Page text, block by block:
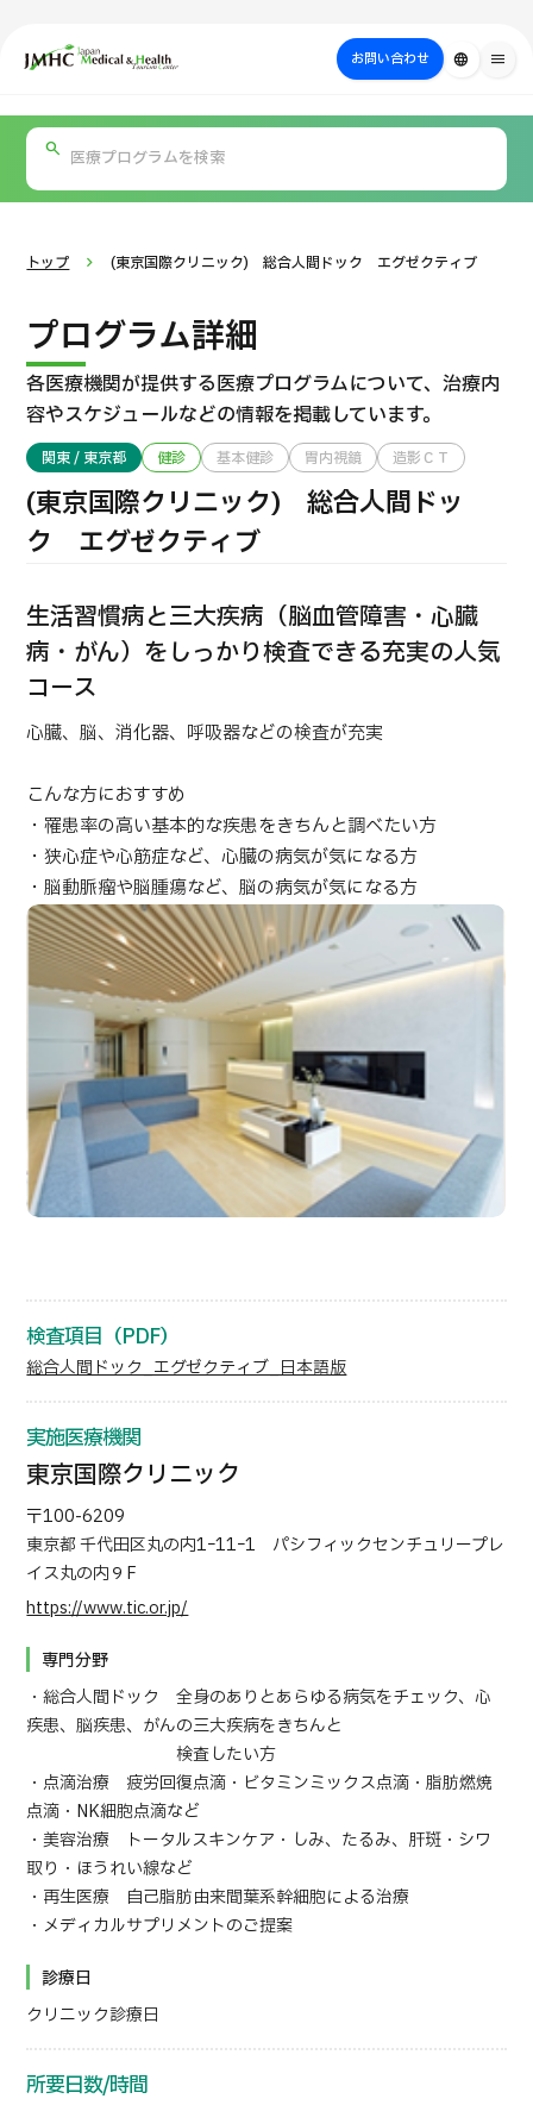
ジャパン・メディカル＆ヘルスツーリズムセンター（JMHC）
お問い合わせ language menu
日本の医療について
部位・疾病
で探す
検査・術式・
方法で探す
を探す
TOP
JMHCについて
外国人受療者様へ
日本の医療について
受診の流れ
医療プログラム検索
部位・疾病で探す
検査・術式・
治療方法で探す
美容医療を探す
コンテンツピックアップ
医療機関の方へ
個人情報保護方針
ガイドラインポリシー
JTBのガバナンス
日本語
お問い合わせ
PICK UP PROGRAM
国際セカンドオピニオンパッケージ （湘南鎌倉総合病院）
治療 治療
2026.01.12
トップ (東京国際クリニック) 総合人間ドック エグゼクティブ
プログラム詳細
各医療機関が提供する医療プログラムについて、治療内
容やスケジュールなどの情報を掲載しています。
関東 / 東京都 健診 基本健診 胃内視鏡 造影ＣＴ
(東京国際クリニック) 総合人間ドッ
ク エグゼクティブ
生活習慣病と三大疾病（脳血管障害・心臓
病・がん）をしっかり検査できる充実の人気
コース
心臓、脳、消化器、呼吸器などの検査が充実
こんな方におすすめ
・罹患率の高い基本的な疾患をきちんと調べたい方
・狭心症や心筋症など、心臓の病気が気になる方
・脳動脈瘤や脳腫瘍など、脳の病気が気になる方
検査項目（PDF）
総合人間ドック_エグゼクティブ_日本語版
実施医療機関
東京国際クリニック
〒100-6209
東京都 千代田区丸の内1ｰ11ｰ1 パシフィックセンチュリープレ
イス丸の内９F
https://www.tic.or.jp/
専門分野
・総合人間ドック 全身のありとあらゆる病気をチェック、心
疾患、脳疾患、がんの三大疾病をきちんと
検査したい方
・点滴治療 疲労回復点滴・ビタミンミックス点滴・脂肪燃焼
点滴・NK細胞点滴など
・美容治療 トータルスキンケア・しみ、たるみ、肝斑・シワ
取り・ほうれい線など
・再生医療 自己脂肪由来間葉系幹細胞による治療
・メディカルサプリメントのご提案
診療日
クリニック診療日
所要日数/時間